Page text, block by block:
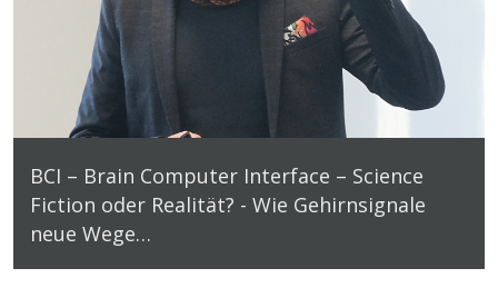
BCI – Brain Computer Interface – Science
Fiction oder Realität? - Wie Gehirnsignale
neue Wege…